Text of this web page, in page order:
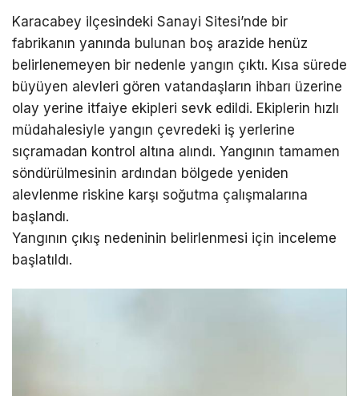
Karacabey ilçesindeki Sanayi Sitesi’nde bir
fabrikanın yanında bulunan boş arazide henüz
belirlenemeyen bir nedenle yangın çıktı. Kısa sürede
büyüyen alevleri gören vatandaşların ihbarı üzerine
olay yerine itfaiye ekipleri sevk edildi. Ekiplerin hızlı
müdahalesiyle yangın çevredeki iş yerlerine
sıçramadan kontrol altına alındı. Yangının tamamen
söndürülmesinin ardından bölgede yeniden
alevlenme riskine karşı soğutma çalışmalarına
başlandı.
Yangının çıkış nedeninin belirlenmesi için inceleme
başlatıldı.